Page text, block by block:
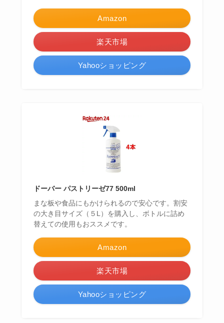
Amazon
楽天市場
Yahooショッピング
ドーバー パストリーゼ77 500ml
まな板や食品にもかけられるので安心です。割安
の大き目サイズ（５L）を購入し、ボトルに詰め
替えての使用もおススメです。
Amazon
楽天市場
Yahooショッピング